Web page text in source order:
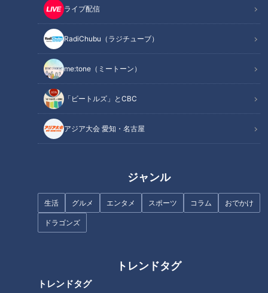
ライブ配信
RadiChubu（ラジチューブ）
me:tone（ミートーン）
「ビートルズ」とCBC
アジア大会 愛知・名古屋
ジャンル
生活 グルメ エンタメ スポーツ コラム おでかけ
ドラゴンズ
トレンドタグ
トレンドタグ
超一流シェフのガチ審査！人気
企画スイーツジャッジ！【花咲
かタイムズ】
CBC若狭アナがシュートボクシ
ングに挑戦！日本一4回の天才
麗？”にジャンプ！トランポリン
のアトラクションを生実況で紹